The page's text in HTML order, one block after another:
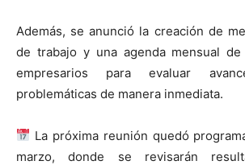
Además, se anunció la creación de
de trabajo y una agenda mensual
empresarios para evaluar
problemáticas de manera inmediata.
La próxima reunión quedó
marzo, donde se revisarán